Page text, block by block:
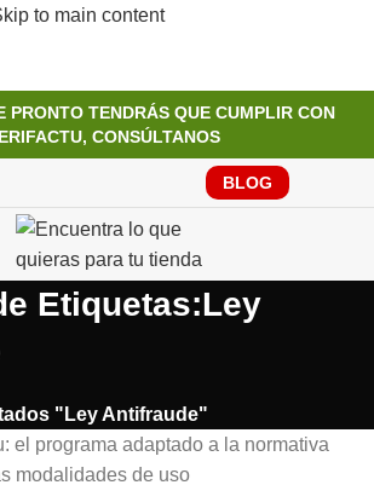
to main content
PRONTO TENDRÁS QUE CUMPLIR CON
CONSÚLTANOS
BLOG
Etiquetas:Ley
"Ley Antifraude"